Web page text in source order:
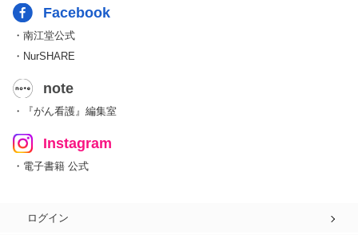
Facebook
・南江堂公式
・NurSHARE
note
・『がん看護』編集室
Instagram
・電子書籍 公式
ログイン